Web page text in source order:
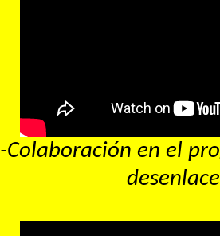
-Colaboración en el